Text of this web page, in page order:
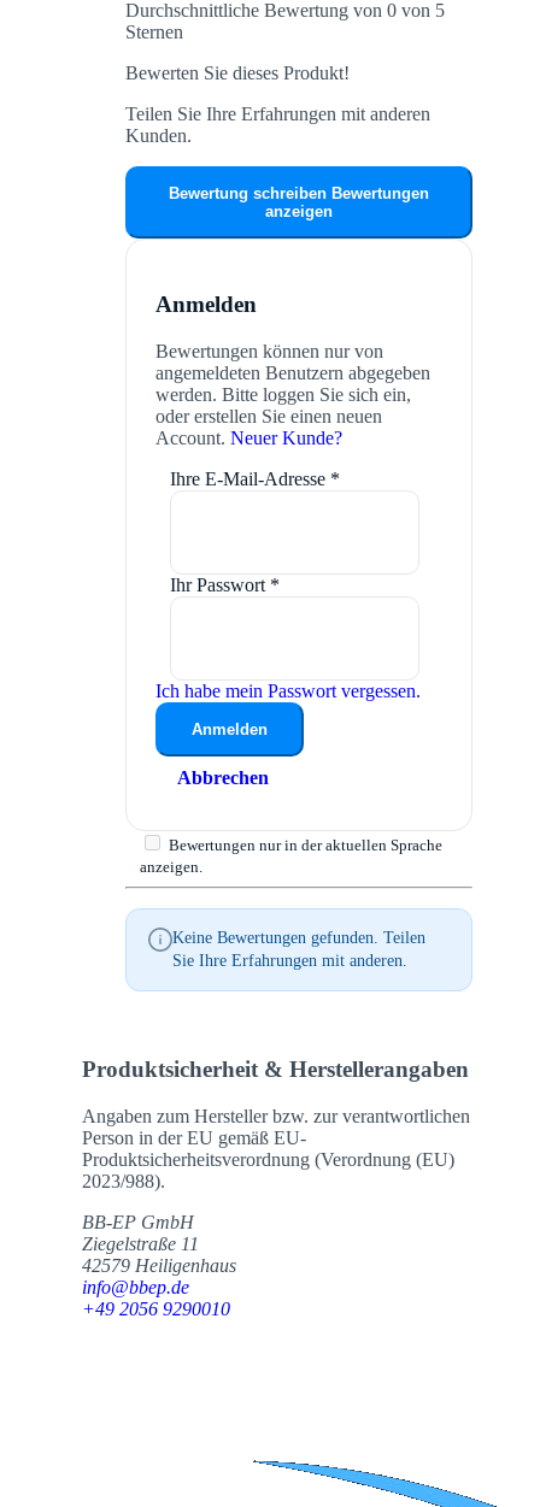
Durchschnittliche Bewertung von 0 von 5
Sternen
Bewerten Sie dieses Produkt!
Teilen Sie Ihre Erfahrungen mit anderen
Kunden.
Bewertung schreiben Bewertungen
anzeigen
Anmelden
Bewertungen können nur von
angemeldeten Benutzern abgegeben
werden. Bitte loggen Sie sich ein,
oder erstellen Sie einen neuen
Account. Neuer Kunde?
Ihre E-Mail-Adresse *
Ihr Passwort *
Ich habe mein Passwort vergessen.
Anmelden
Abbrechen
Bewertungen nur in der aktuellen Sprache
anzeigen.
Keine Bewertungen gefunden. Teilen
Sie Ihre Erfahrungen mit anderen.
Produktsicherheit & Herstellerangaben
Angaben zum Hersteller bzw. zur verantwortlichen
Person in der EU gemäß EU-
Produktsicherheitsverordnung (Verordnung (EU)
2023/988).
BB-EP GmbH
Ziegelstraße 11
42579 Heiligenhaus
info@bbep.de
+49 2056 9290010